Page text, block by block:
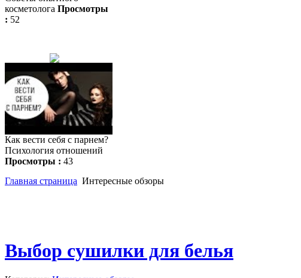
косметолога Просмотры
: 52
Как вести себя с парнем?
Психология отношений
Просмотры : 43
Главная страница Интересные обзоры
Выбор сушилки для белья